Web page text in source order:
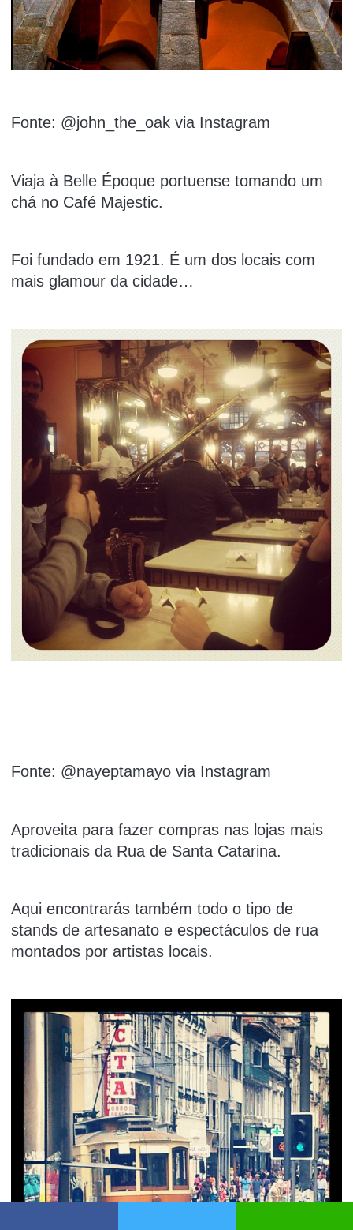
Fonte: @john_the_oak via Instagram
Viaja à Belle Époque portuense tomando um
chá no Café Majestic.
Foi fundado em 1921. É um dos locais com
mais glamour da cidade…
Fonte: @nayeptamayo via Instagram
Aproveita para fazer compras nas lojas mais
tradicionais da Rua de Santa Catarina.
Aqui encontrarás também todo o tipo de
stands de artesanato e espectáculos de rua
montados por artistas locais.